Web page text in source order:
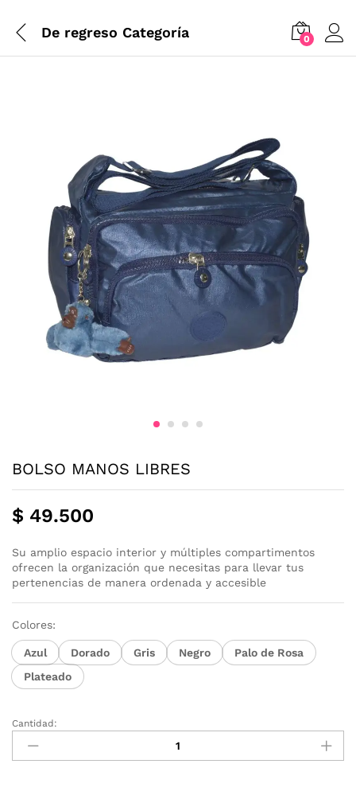
De regreso Categoría 0
BOLSO MANOS LIBRES
$ 49.500
Su amplio espacio interior y múltiples compartimentos
ofrecen la organización que necesitas para llevar tus
pertenencias de manera ordenada y accesible
Colores:
Azul Dorado Gris Negro
Palo de Rosa
Plateado
BOLSO
MANOS
LIBRES
Cantidad: